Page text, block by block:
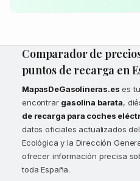
Comparador de
puntos de recarga en
MapasDeGasolineras.es es
encontrar gasolina barata,
de recarga para coches
datos oficiales actualizados
Ecológica y la Dirección
ofrecer información precisa
toda España.